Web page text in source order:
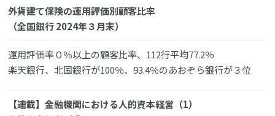
外貨建て保険の運用評価別顧客比率
（全国銀行 2024年３月末）
運用評価率０％以上の顧客比率、112行平均77.2％
楽天銀行、北国銀行が100％、93.4％のあおぞら銀行が３位
【連載】金融機関における人的資本経営（1）